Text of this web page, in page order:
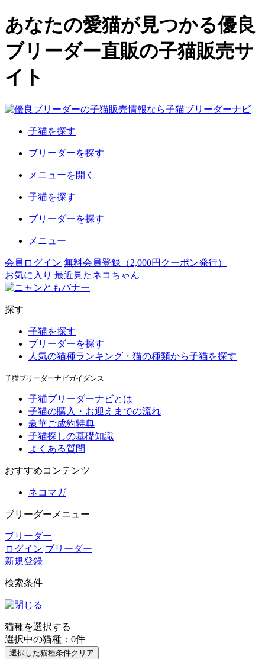
あなたの愛猫が見つかる優良
ブリーダー直販の子猫販売サ
イト
子猫を探す
ブリーダーを探す
メニューを開く
子猫を探す
ブリーダーを探す
メニュー
会員ログイン 無料会員登録（2,000円クーポン発行）
お気に入り 最近見たネコちゃん
探す
子猫を探す
ブリーダーを探す
人気の猫種ランキング・猫の種類から子猫を探す
子猫ブリーダーナビガイダンス
子猫ブリーダーナビとは
子猫の購入・お迎えまでの流れ
豪華ご成約特典
子猫探しの基礎知識
よくある質問
おすすめコンテンツ
ネコマガ
ブリーダーメニュー
ブリーダー
ログイン ブリーダー
新規登録
検索条件
猫種を選択する
選択中の猫種： 0件
選択した猫種条件クリア